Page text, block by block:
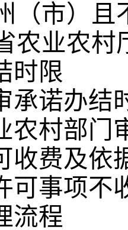
（市）
农业农村
时限
承诺办结
农村部门
收费及依
可事项不
流程